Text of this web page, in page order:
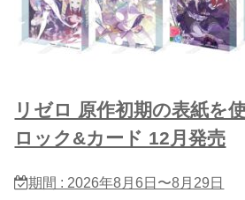
リゼロ 原作初期の表紙を
ロック&カード 12月発売
期間 : 2026年8月6日〜8月29日